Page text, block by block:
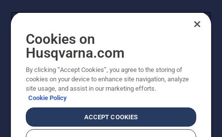
© Husqvarna AB (utgiver). Med enerett. Angitte priser
er veiledende priser. Alle oppgitte priser er veiledende
tilgjengelig for direkte kjøp.
Cookies on
Husqvarna.com
By clicking “Accept Cookies”, you agree to the storing of
cookies on your device to enhance site navigation, analyze
site usage, and assist in our marketing efforts.
Cookie Policy
ACCEPT COOKIES